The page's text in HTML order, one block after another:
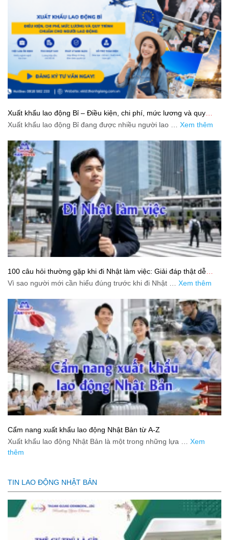
Xuất khẩu lao động Bỉ – Điều kiện, chi phí, mức lương và quy
trình chuẩn cho người lao động
Xuất khẩu lao động Bỉ đang được nhiều người lao … Xem thêm
100 câu hỏi thường gặp khi đi Nhật làm việc: Giải đáp thật dễ
hiểu cho người mới bắt đầu
Vì sao người mới cần hiểu đúng trước khi đi Nhật … Xem thêm
Cẩm nang xuất khẩu lao động Nhật Bản từ A-Z
Xuất khẩu lao động Nhật Bản là một trong những lựa … Xem
thêm
TIN LAO ĐỘNG NHẬT BẢN